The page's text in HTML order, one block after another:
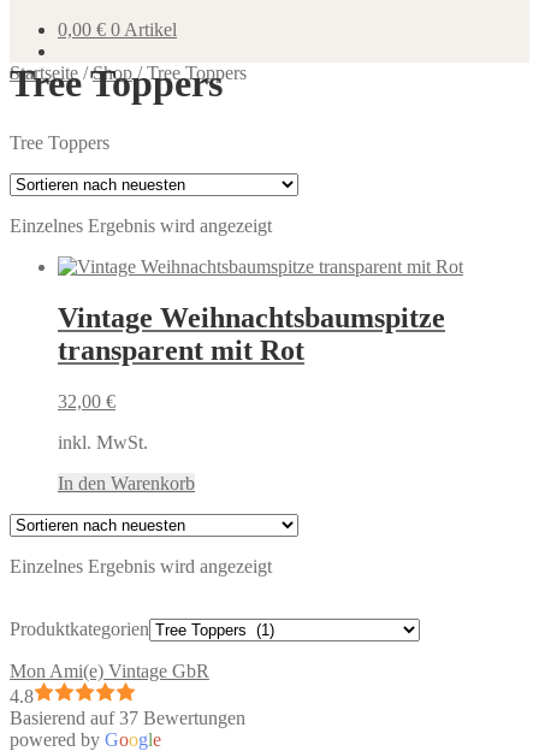
0,00 € 0 Artikel
Startseite /Shop /Tree Toppers
Tree Toppers
Tree Toppers
Einzelnes Ergebnis wird angezeigt
Vintage Weihnachtsbaumspitze
transparent mit Rot
32,00 €
inkl. MwSt.
In den Warenkorb
Einzelnes Ergebnis wird angezeigt
Produktkategorien
Mon Ami(e) Vintage GbR
4.8
Basierend auf 37 Bewertungen
powered by Google